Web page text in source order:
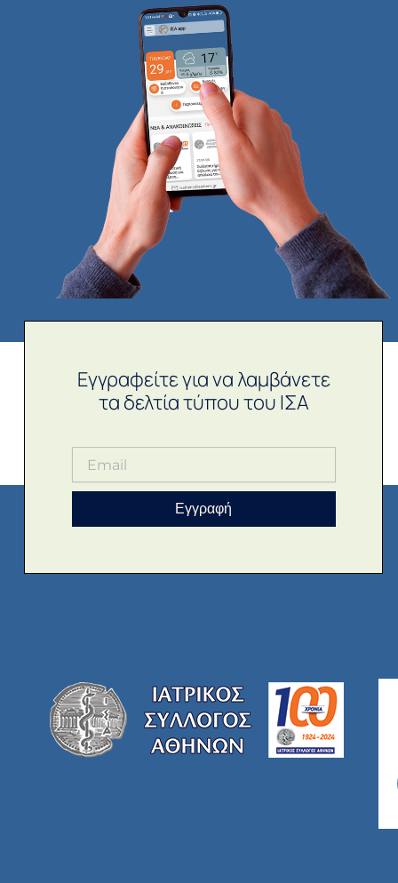
Εγγραφείτε για να λαμβάνετε
τα δελτία τύπου του ΙΣΑ
Εγγραφή